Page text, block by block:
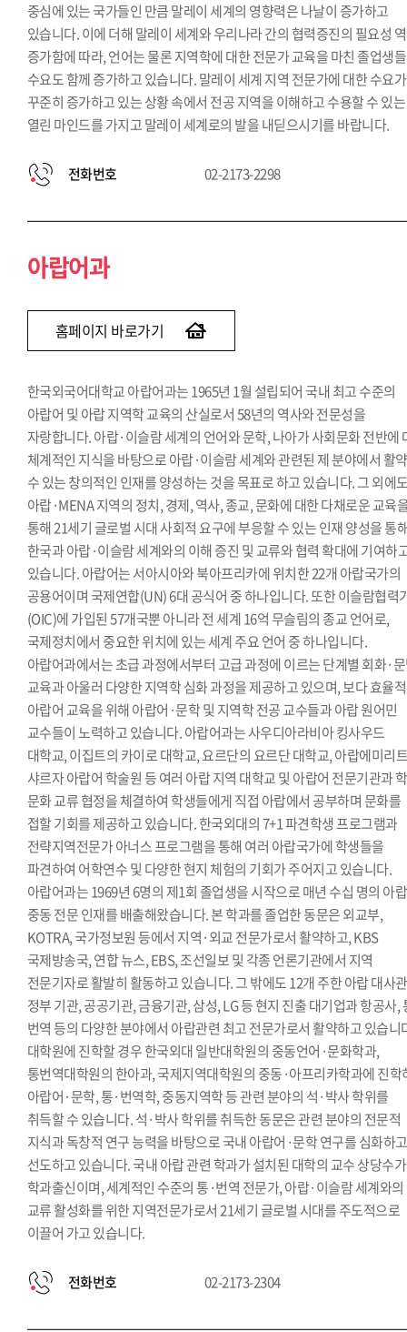
중심에 있는 국가들인 만큼 말레이 세계의 영향력은 나날이 증가하고
있습니다. 이에 더해 말레이 세계와 우리나라 간의 협력증진의 필요성
증가함에 따라, 언어는 물론 지역학에 대한 전문가 교육을 마친 졸업생
수요도 함께 증가하고 있습니다. 말레이 세계 지역 전문가에 대한 수요가
꾸준히 증가하고 있는 상황 속에서 전공 지역을 이해하고 수용할 수 있는
열린 마인드를 가지고 말레이 세계로의 발을 내딛으시기를 바랍니다.
전화번호 02-2173-2298
아랍어과
홈페이지 바로가기
한국외국어대학교 아랍어과는 1965년 1월 설립되어 국내 최고 수준의
아랍어 및 아랍 지역학 교육의 산실로서 58년의 역사와 전문성을
자랑합니다. 아랍·이슬람 세계의 언어와 문학, 나아가 사회문화 전반에
체계적인 지식을 바탕으로 아랍·이슬람 세계와 관련된 제 분야에서 활
수 있는 창의적인 인재를 양성하는 것을 목표로 하고 있습니다. 그 외에
아랍·MENA 지역의 정치, 경제, 역사, 종교, 문화에 대한 다채로운 교육
통해 21세기 글로벌 시대 사회적 요구에 부응할 수 있는 인재 양성을 통
한국과 아랍·이슬람 세계와의 이해 증진 및 교류와 협력 확대에 기여하
있습니다. 아랍어는 서아시아와 북아프리카에 위치한 22개 아랍국가의
공용어이며 국제연합(UN) 6대 공식어 중 하나입니다. 또한 이슬람협력
(OIC)에 가입된 57개국뿐 아니라 전 세계 16억 무슬림의 종교 언어로,
국제정치에서 중요한 위치에 있는 세계 주요 언어 중 하나입니다.
아랍어과에서는 초급 과정에서부터 고급 과정에 이르는 단계별 회화·
교육과 아울러 다양한 지역학 심화 과정을 제공하고 있으며, 보다 효율
아랍어 교육을 위해 아랍어·문학 및 지역학 전공 교수들과 아랍 원어민
교수들이 노력하고 있습니다. 아랍어과는 사우디아라비아 킹사우드
대학교, 이집트의 카이로 대학교, 요르단의 요르단 대학교, 아랍에미리
샤르자 아랍어 학술원 등 여러 아랍 지역 대학교 및 아랍어 전문기관과
문화 교류 협정을 체결하여 학생들에게 직접 아랍에서 공부하며 문화를
접할 기회를 제공하고 있습니다. 한국외대의 7+1 파견학생 프로그램과
전략지역전문가 아너스 프로그램을 통해 여러 아랍국가에 학생들을
파견하여 어학연수 및 다양한 현지 체험의 기회가 주어지고 있습니다.
아랍어과는 1969년 6명의 제1회 졸업생을 시작으로 매년 수십 명의 아
중동 전문 인재를 배출해왔습니다. 본 학과를 졸업한 동문은 외교부,
KOTRA, 국가정보원 등에서 지역·외교 전문가로서 활약하고, KBS
국제방송국, 연합 뉴스, EBS, 조선일보 및 각종 언론기관에서 지역
전문기자로 활발히 활동하고 있습니다. 그 밖에도 12개 주한 아랍 대사
정부 기관, 공공기관, 금융기관, 삼성, LG 등 현지 진출 대기업과 항공사,
번역 등의 다양한 분야에서 아랍관련 최고 전문가로서 활약하고 있습니
대학원에 진학할 경우 한국외대 일반대학원의 중동언어·문화학과,
통번역대학원의 한아과, 국제지역대학원의 중동·아프리카학과에 진학
아랍어·문학, 통·번역학, 중동지역학 등 관련 분야의 석·박사 학위를
취득할 수 있습니다. 석·박사 학위를 취득한 동문은 관련 분야의 전문적
지식과 독창적 연구 능력을 바탕으로 국내 아랍어·문학 연구를 심화하고
선도하고 있습니다. 국내 아랍 관련 학과가 설치된 대학의 교수 상당수
학과출신이며, 세계적인 수준의 통·번역 전문가, 아랍·이슬람 세계와의
교류 활성화를 위한 지역전문가로서 21세기 글로벌 시대를 주도적으로
이끌어 가고 있습니다.
전화번호 02-2173-2304